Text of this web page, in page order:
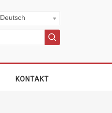
Deutsch
KONTAKT